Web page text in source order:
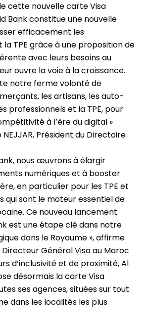
cette nouvelle carte Visa
Bank constitue une nouvelle
efficacement les
la TPE grâce à une proposition de
avec leurs besoins au
ouvre la voie à la croissance.
notre ferme volonté de
les artisans, les auto-
professionnels et la TPE, pour
à l’ère du digital »
Président du Directoire
nous œuvrons à élargir
numériques et à booster
en particulier pour les TPE et
qui sont le moteur essentiel de
Ce nouveau lancement
est une étape clé dans notre
dans le Royaume », affirme
Directeur Général Visa au Maroc
d’inclusivité et de proximité, Al
désormais la carte Visa
ses agences, situées sur tout
dans les localités les plus